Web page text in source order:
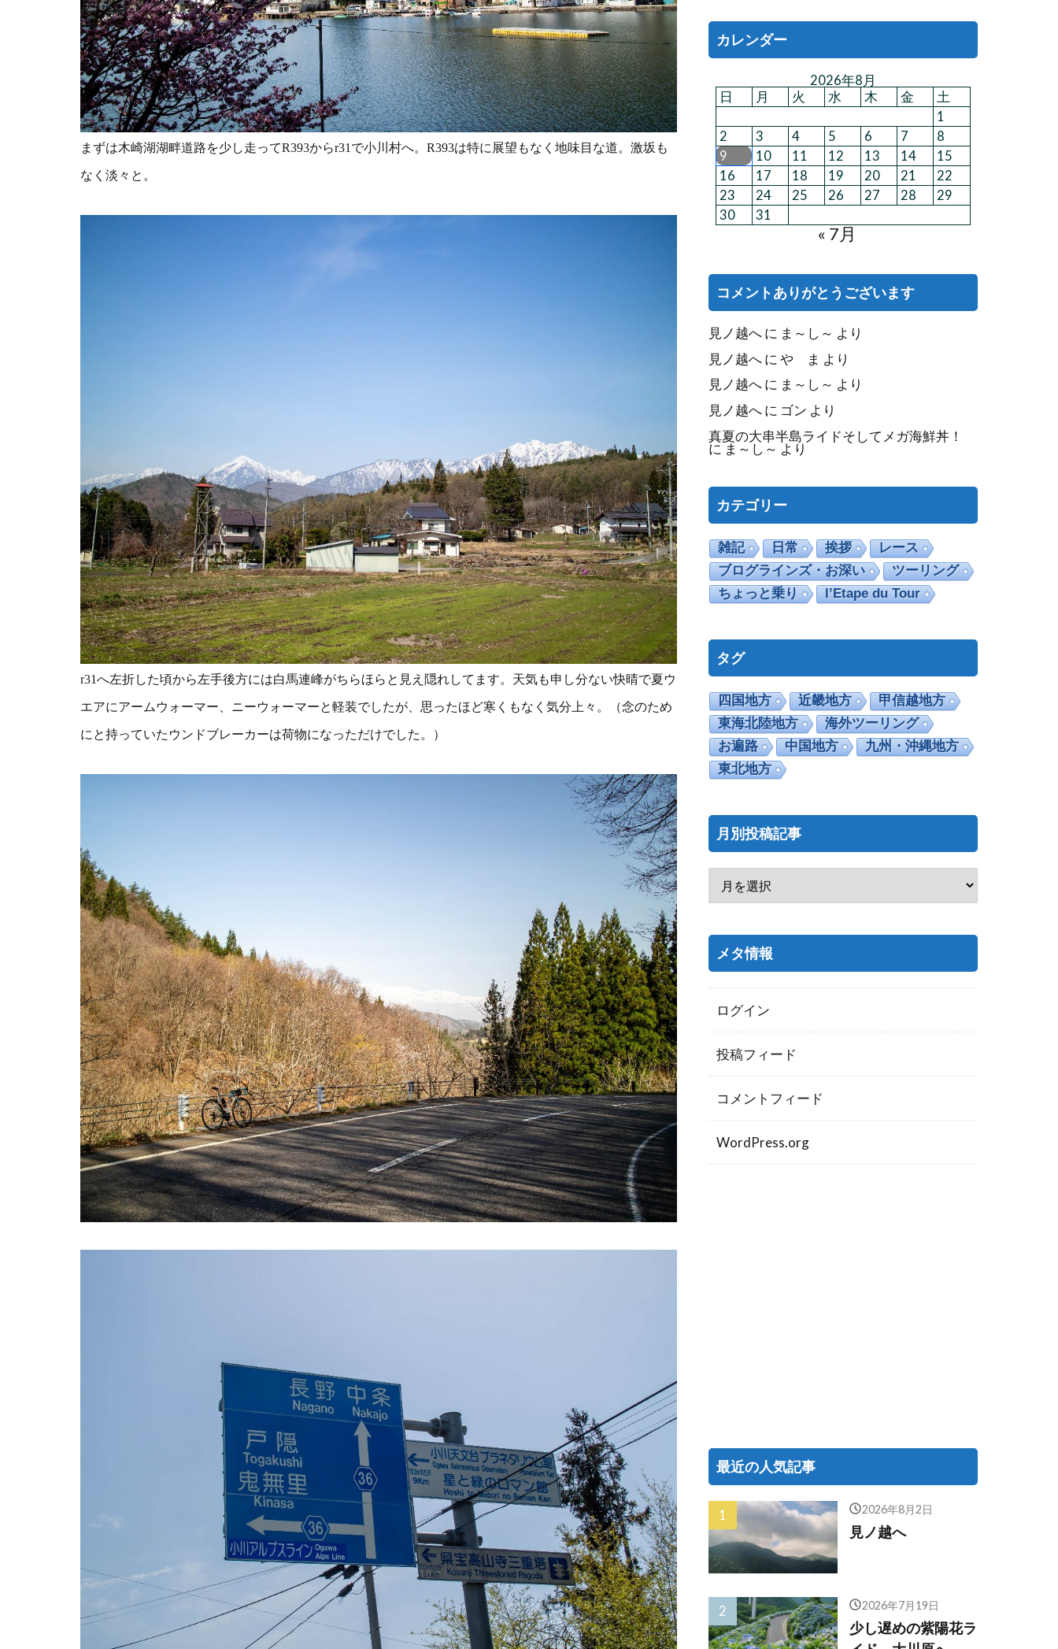
まずは木崎湖湖畔道路を少し走ってR393からr31で小川村へ。R393は特に展望もなく地味目な道。激坂も
なく淡々と。
r31へ左折した頃から左手後方には白馬連峰がちらほらと見え隠れしてます。天気も申し分ない快晴で夏ウ
エアにアームウォーマー、ニーウォーマーと軽装でしたが、思ったほど寒くもなく気分上々。 （念のため
にと持っていたウンドブレーカーは荷物になっただけでした。）
カレンダー
2026年8月
日
月 火 水 木 金
土
1
2
3 4 5 6 7
8
9
10 11 12 13 14
15
16
17 18 19 20 21
22
23
24 25 26 27 28
29
30
31
« 7月
コメントありがとうございます
見ノ越へに ま～し～ より
見ノ越へに や ま より
見ノ越へに ま～し～ より
見ノ越へに ゴン より
真夏の大串半島ライドそしてメガ海鮮丼！
に ま～し～ より
カテゴリー
雑記 日常 挨拶
レース
ブログラインズ・お深い
ツーリング
ちょっと乗り
l’Etape du Tour
タグ
四国地方 近畿地方
甲信越地方
東海北陸地方
海外ツーリング
お遍路
中国地方
九州・沖縄地方
東北地方
月別投稿記事
メタ情報
ログイン
投稿フィード
コメントフィード
WordPress.org
最近の人気記事
2026年8月2日
見ノ越へ
2026年7月19日
少し遅めの紫陽花ラ